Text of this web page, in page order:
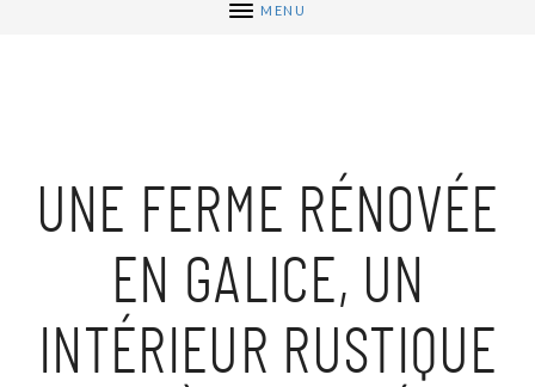
MENU
UNE FERME RÉNOVÉE
EN GALICE, UN
INTÉRIEUR RUSTIQUE